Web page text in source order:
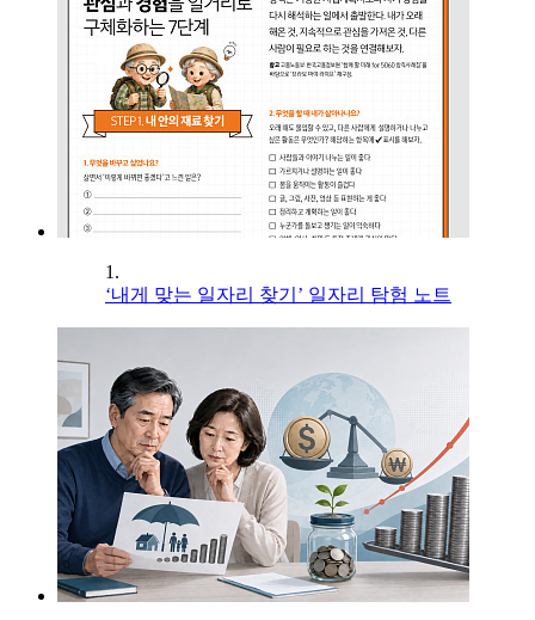
1.
‘내게 맞는 일자리 찾기’ 일자리 탐험 노트